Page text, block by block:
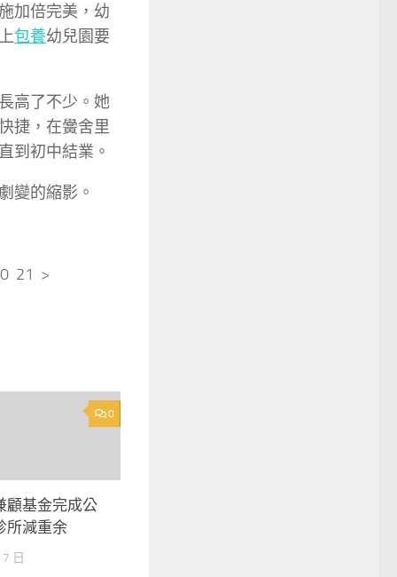
加倍完美，幼
包養幼兒園要
高了不少。她
捷，在黌舍里
到初中結業。
變的縮影。
21 >
0
顧基金完成公
所減重余
日